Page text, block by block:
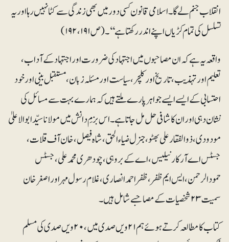
انقلاب جنم لے گا۔ اسلامی قانون کسی دور میں بھی زندگی سے کٹا نہیں رہا اور یہ
تسلسل کی تمام کڑیاں اپنے اندر رکھتا ہے‘‘۔ (ص ۱۹۱، ۱۹۲)
واقعہ یہ ہے کہ ان مصاحبوں میں اجتہاد کی ضرورت اور اجتہاد کے آداب،
تعلیم اور تہذیب، تاریخ اور کلچر، سیاست اور مسئلہ زبان، مستقبل بینی اور خود
احتسابی کے ایسے ایسے جواہر پارے ملتے ہیں کہ ہمارے بہت سے مسائل کی
نشان دہی اور ان کا شافی حل مل جاتا ہے۔ اس بزمِ دانش میں مولانا سیّدابوالاعلیٰ
مودودی ، ذوالفقار علی بھٹو، جنرل ضیاء الحق، شاہ فیصل، خان آف قلات،
جسٹس اے آر کارنیلیس، اے کے بروہی، چودھری محمد علی، جسٹس
حمودالرحمن، ایس ایم ظفر، ظفراحمد انصاری، غلام رسول مہر اور اصغرخان
سمیت ۲۳ شخصیات کے مصاحبے شامل ہیں۔
کتاب کا مطالعہ کرتے ہوئے ہم ۲۱ویں صدی میں، ۲۰ویں صدی کی مسلم